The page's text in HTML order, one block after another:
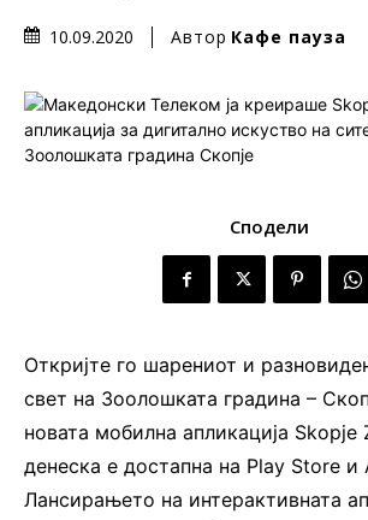
10.09.2020 Автор Кафе пауза
Сподели
Откријте го шарениот и
свет на Зоолошката градина –
новата мобилна апликација Skopje
денеска е достапна на Play Store и
Лансирањето на интерактивната